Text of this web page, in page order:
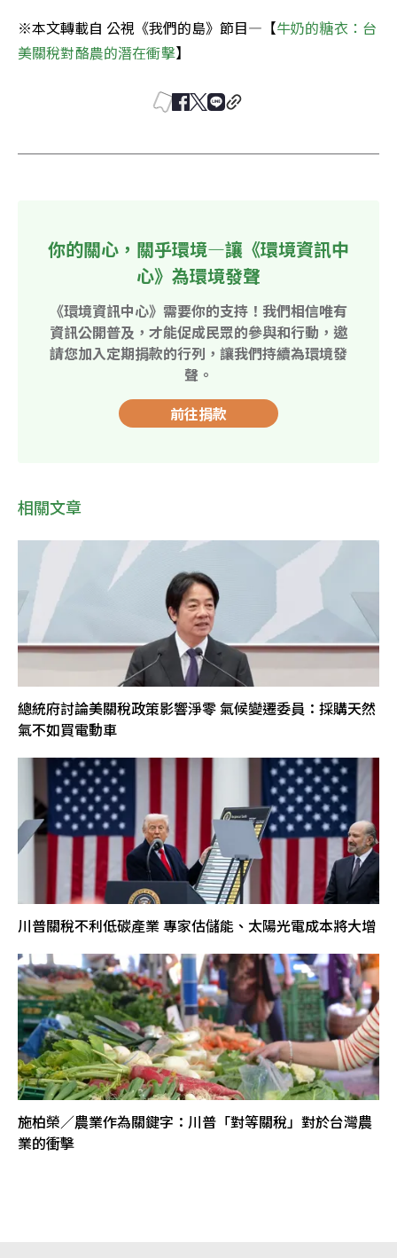
※本文轉載自 公視《我們的島》節目—【牛奶的糖衣：台
美關稅對酪農的潛在衝擊】
你的關心，關乎環境—讓《環境資訊中
心》為環境發聲
《環境資訊中心》需要你的支持！我們相信唯有
資訊公開普及，才能促成民眾的參與和行動，邀
請您加入定期捐款的行列，讓我們持續為環境發
聲。
前往捐款
相關文章
總統府討論美關稅政策影響淨零 氣候變遷委員：採購天然
氣不如買電動車
川普關稅不利低碳產業 專家估儲能、太陽光電成本將大增
施柏榮／農業作為關鍵字：川普「對等關稅」對於台灣農
業的衝擊